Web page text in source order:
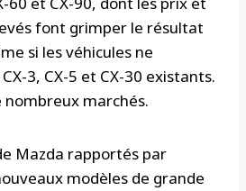
font grimper le résultat
si les véhicules ne
3, CX-5 et CX-30 existants.
nombreux marchés.
Mazda rapportés par
modèles de grande